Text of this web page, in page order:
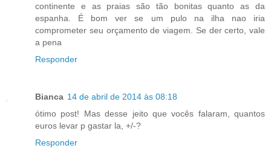
continente e as praias são tão bonitas quanto as da
espanha. É bom ver se um pulo na ilha nao iria
comprometer seu orçamento de viagem. Se der certo, vale
a pena
Responder
Bianca 14 de abril de 2014 às 08:18
ótimo post! Mas desse jeito que vocês falaram, quantos
euros levar p gastar la, +/-?
Responder